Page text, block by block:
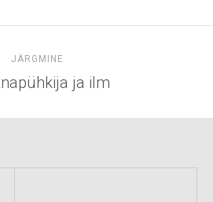
JÄRGMINE
ja ilm